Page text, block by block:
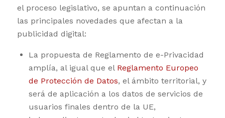
el proceso legislativo, se apuntan a continuación
las principales novedades que afectan a la
publicidad digital:
La propuesta de Reglamento de e-Privacidad
amplía, al igual que el Reglamento Europeo
de Protección de Datos, el ámbito territorial, y
será de aplicación a los datos de servicios de
usuarios finales dentro de la UE,